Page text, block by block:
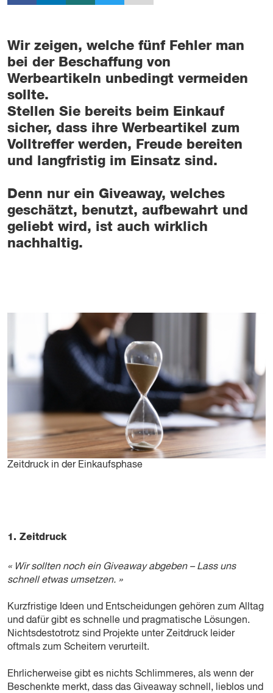
Wir zeigen, welche fünf Fehler man
bei der Beschaffung von
Werbeartikeln unbedingt vermeiden
sollte.
Stellen Sie bereits beim Einkauf
sicher, dass ihre Werbeartikel zum
Volltreffer werden, Freude bereiten
und langfristig im Einsatz sind.
Denn nur ein Giveaway, welches
geschätzt, benutzt, aufbewahrt und
geliebt wird, ist auch wirklich
nachhaltig.
1. Zeitdruck
« Wir sollten noch ein Giveaway abgeben – Lass uns
schnell etwas umsetzen. »
Kurzfristige Ideen und Entscheidungen gehören zum Alltag
und dafür gibt es schnelle und pragmatische Lösungen.
Nichtsdestotrotz sind Projekte unter Zeitdruck leider
oftmals zum Scheitern verurteilt.
Ehrlicherweise gibt es nichts Schlimmeres, als wenn der
Beschenkte merkt, dass das Giveaway schnell, lieblos und
Zeitdruck in der Einkaufsphase